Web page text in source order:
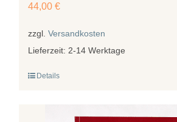
44,00 €
zzgl. Versandkosten
Lieferzeit: 2-14 Werktage
Details